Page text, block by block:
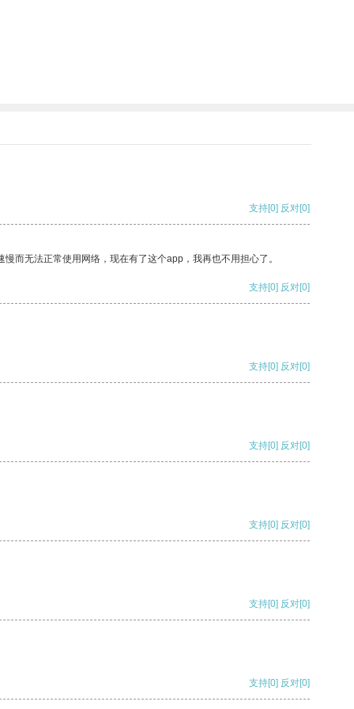
支持[0] 反对[0]
而无法正常使用网络，现在有了这个app，我再也不用担心了。
支持[0] 反对[0]
支持[0] 反对[0]
支持[0] 反对[0]
支持[0] 反对[0]
支持[0] 反对[0]
支持[0] 反对[0]